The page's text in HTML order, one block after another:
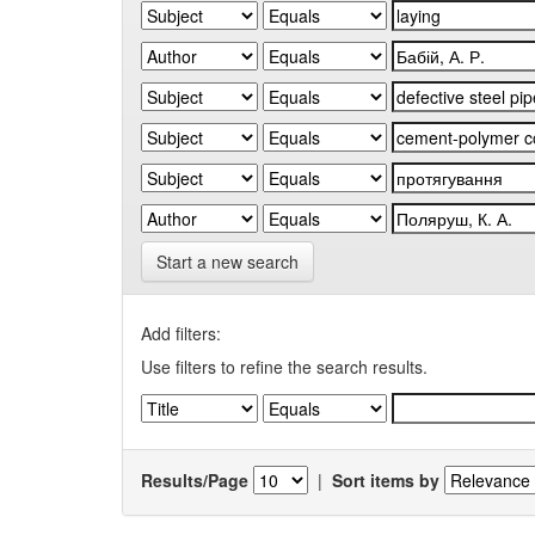
Start a new search
Add filters:
Use filters to refine the search results.
Results/Page | Sort items by